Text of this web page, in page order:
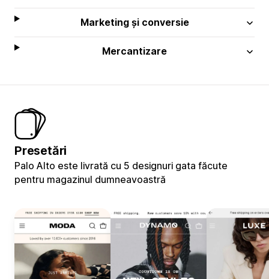
Marketing și conversie
Mercantizare
Presetări
Palo Alto este livrată cu 5 designuri gata făcute
pentru magazinul dumneavoastră